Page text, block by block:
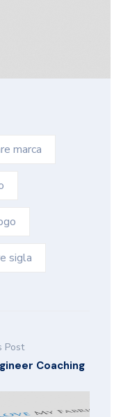
marca
sigla
Post
Coaching